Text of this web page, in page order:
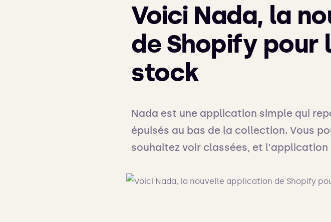
Voici Nada, la
de Shopify pour
stock
Nada est une application simple qui
épuisés au bas de la collection. Vous
souhaitez voir classées, et l'application